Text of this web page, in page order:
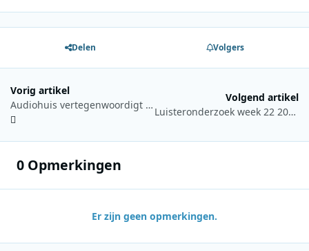
Delen Volgers
Vorig artikel
Audiohuis vertegenwoordigt BBC-podcasts op Nederlandse podcastmarkt
Volgend artikel
Luisteronderzoek week 22 2025: Qmusic blijft marktleider, Radio 538 stijgt naar plek drie
0 Opmerkingen
Er zijn geen opmerkingen.